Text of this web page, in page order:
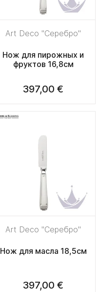
Art Deco "Серебро"
Нож для пирожных и
фруктов 16,8см
397,00 €
Art Deco "Серебро"
Нож для масла 18,5см
397,00 €